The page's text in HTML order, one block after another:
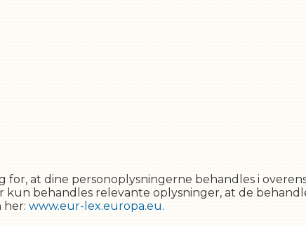
for, at dine personoplysningerne behandles i
kun behandles relevante oplysninger, at de
her: www.eur-lex.europa.eu.